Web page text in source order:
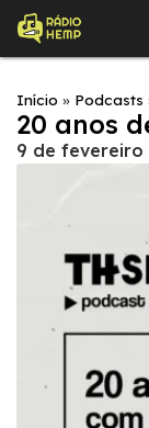
Início » Podcasts
20 anos
9 de fevereiro